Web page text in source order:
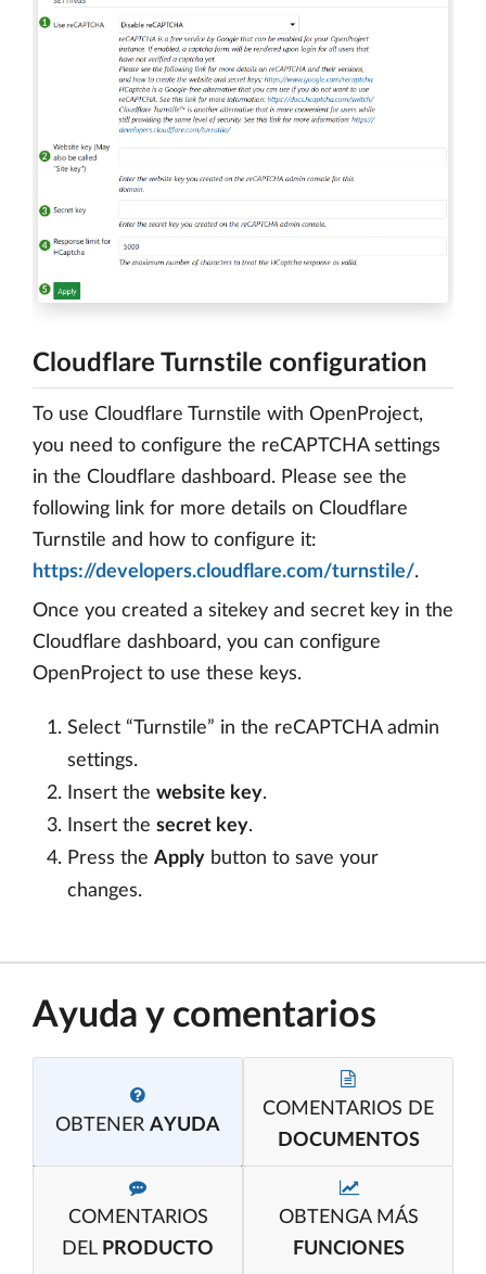
Cloudflare Turnstile configuration
To use Cloudflare Turnstile with OpenProject,
you need to configure the reCAPTCHA settings
in the Cloudflare dashboard. Please see the
following link for more details on Cloudflare
Turnstile and how to configure it:
https://developers.cloudflare.com/turnstile/.
Once you created a sitekey and secret key in the
Cloudflare dashboard, you can configure
OpenProject to use these keys.
Select “Turnstile” in the reCAPTCHA admin
settings.
Insert the website key.
Insert the secret key.
Press the Apply button to save your
changes.
Ayuda y comentarios
OBTENER AYUDA
COMENTARIOS DE
DOCUMENTOS
COMENTARIOS
DEL PRODUCTO
OBTENGA MÁS
FUNCIONES